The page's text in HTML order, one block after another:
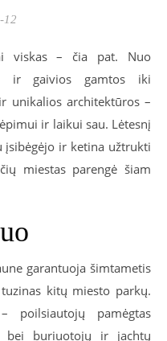
12
viskas – čia pat. Nuo
ir gaivios gamtos iki
unikalios architektūros –
ir laikui sau. Lėtesnį
įsibėgėjo ir ketina užtrukti
miestas parengė šiam
garantuoja šimtametis
kitų miesto parkų.
poilsiautojų pamėgtas
bei buriuotojų ir jachtų